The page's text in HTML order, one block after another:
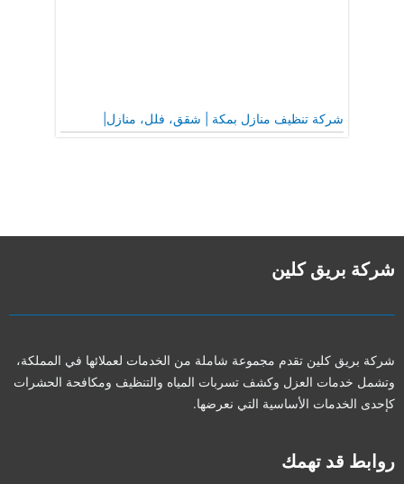
شركة تنظيف منازل بمكة | شقق، فلل، منازل|
شركة بريق كلين
شركة بريق كلين تقدم مجموعة شاملة من الخدمات لعملائها في المملكة،
وتشمل خدمات العزل وكشف تسربات المياه والتنظيف ومكافحة الحشرات
كإحدى الخدمات الأساسية التي نعرضها.
روابط قد تهمك